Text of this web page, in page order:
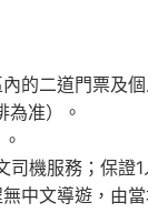
的二道門票及
為准）。
機服務；保證1
中文導遊，由